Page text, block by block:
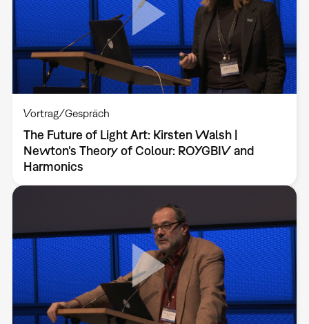
Vortrag/Gespräch
The Future of Light Art: Kirsten Walsh |
Newton’s Theory of Colour: ROYGBIV and
Harmonics